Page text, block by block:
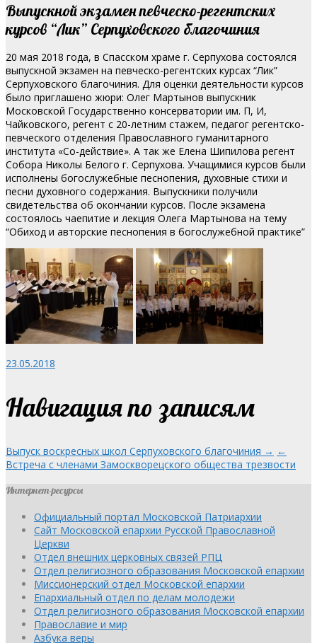
Выпускной экзамен певческо-регентских
курсов “Лик” Серпуховского благочиния
20 мая 2018 года, в Спасском храме г. Серпухова состоялся
выпускной экзамен на певческо-регентских курсах “Лик”
Серпуховского благочиния. Для оценки деятельности курсов
было приглашено жюри: Олег Мартынов выпускник
Московской Государственно консерватории им. П, И,
Чайковского, регент с 20-летним стажем, педагог регентско-
певческого отделения Православного гуманитарного
института «Со-действие». А так же Елена Шипилова регент
Собора Николы Белого г. Серпухова. Учащимися курсов были
исполнены богослужебные песнопения, духовные стихи и
песни духовного содержания. Выпускники получили
свидетельства об окончании курсов. После экзамена
состоялось чаепитие и лекция Олега Мартынова на тему
“Обиход и авторские песнопения в богослужебной практике”
23.05.2018
Навигация по записям
Выпуск воскресных школ Серпуховского благочиния → ←
Встреча с членами Замоскворецского общества трезвости
Интернет-ресурсы
Официальный портал Московской Патриархии
Сайт Московской епархии Русской Православной
Церкви
Отдел внешних церковных связей РПЦ
Отдел религиозного образования Московской епархии
Миссионерский отдел Московской епархии
Епархиальный отдел по делам молодежи
Отдел религиозного образования Московской епархии
Православие и мир
Азбука веры